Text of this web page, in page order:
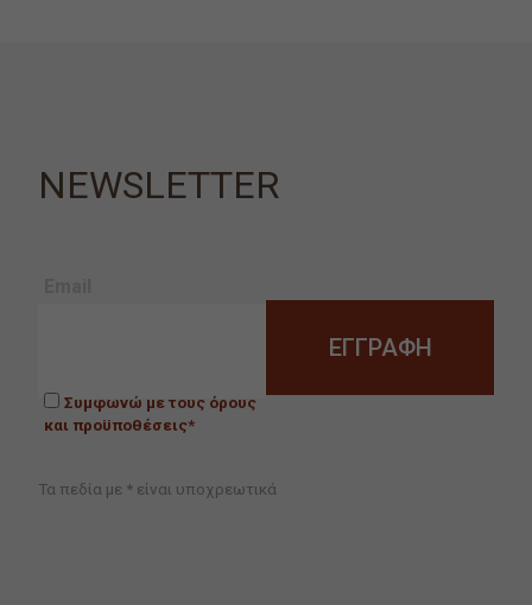
NEWSLETTER
Συμφωνώ με τους όρους
και προϋποθέσεις*
Τα πεδία με * είναι υποχρεωτικά